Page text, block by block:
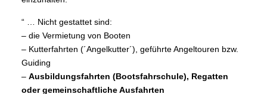
“ … Nicht gestattet sind:
– die Vermietung von Booten
– Kutterfahrten (´Angelkutter´), geführte Angeltouren bzw.
Guiding
– Ausbildungsfahrten (Bootsfahrschule), Regatten
oder gemeinschaftliche Ausfahrten